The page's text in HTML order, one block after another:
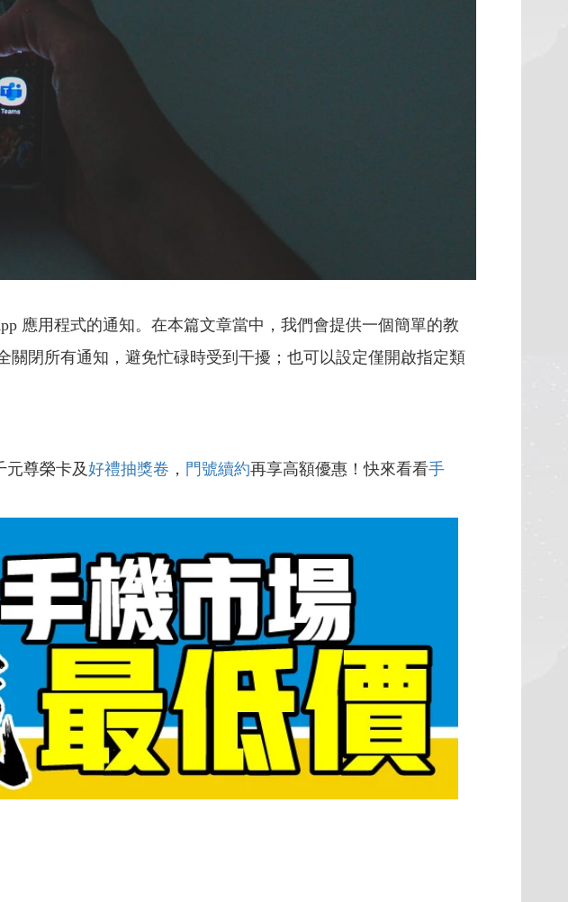
用程式的通知。在本篇文章當中，我們會提供一個簡單的教
關閉所有通知，避免忙碌時受到干擾；也可以設定僅開啟指定類
元尊榮卡及好禮抽獎卷 ， 門號續約再享高額優惠！快來看看手